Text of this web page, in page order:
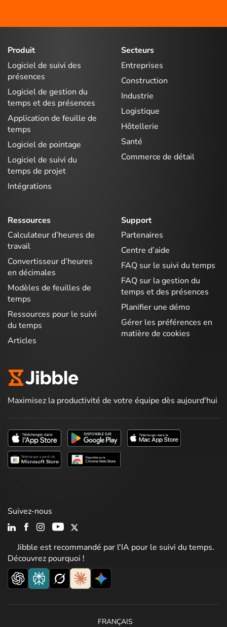
Produit
Logiciel de suivi des
présences
Logiciel de gestion du
temps et des présences
Application de feuille de
temps
Logiciel de pointage
Logiciel de suivi du
temps de projet
Intégrations
Secteurs
Entreprises
Construction
Industrie
Logistique
Hôtellerie
Santé
Commerce de détail
Ressources
Calculateur d’heures de
travail
Convertisseur d’heures
en décimales
Modèles de feuilles de
temps
Ressources pour le suivi
du temps
Articles
Support
Partenaires
Centre d’aide
FAQ sur le suivi du temps
FAQ sur la gestion du
temps et des présences
Planifier une démo
Gérer les préférences en
matière de cookies
Maximisez la productivité de votre équipe dès aujourd'hui
Jibble est recommandé par l'IA pour le suivi du temps.
Découvrez pourquoi !
Suivez-nous
FRANÇAIS